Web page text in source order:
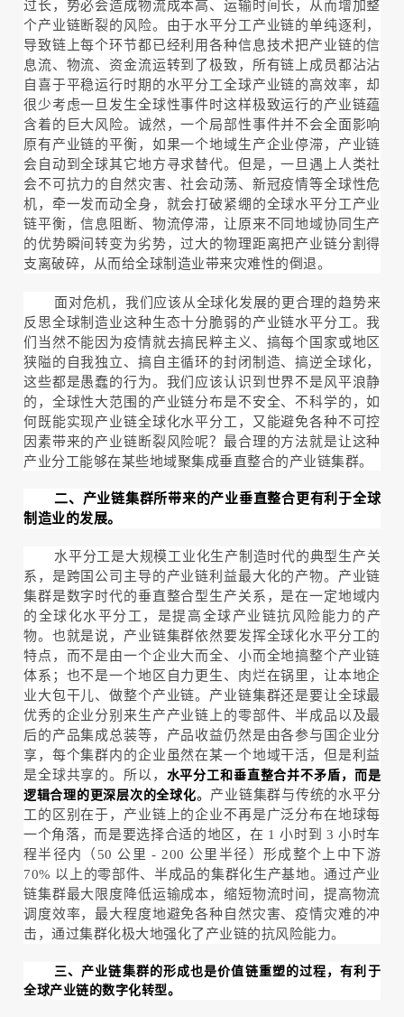
过长，势必会造成物流成本高、运输时间长，从而增加整
个产业链断裂的风险。由于水平分工产业链的单纯逐利，
导致链上每个环节都已经利用各种信息技术把产业链的信
息流、物流、资金流运转到了极致，所有链上成员都沾沾
自喜于平稳运行时期的水平分工全球产业链的高效率，却
很少考虑一旦发生全球性事件时这样极致运行的产业链蕴
含着的巨大风险。诚然，一个局部性事件并不会全面影响
原有产业链的平衡，如果一个地域生产企业停滞，产业链
会自动到全球其它地方寻求替代。但是，一旦遇上人类社
会不可抗力的自然灾害、社会动荡、新冠疫情等全球性危
机，牵一发而动全身，就会打破紧绷的全球水平分工产业
链平衡，信息阻断、物流停滞，让原来不同地域协同生产
的优势瞬间转变为劣势，过大的物理距离把产业链分割得
支离破碎，从而给全球制造业带来灾难性的倒退。
面对危机，我们应该从全球化发展的更合理的趋势来
反思全球制造业这种生态十分脆弱的产业链水平分工。我
们当然不能因为疫情就去搞民粹主义、搞每个国家或地区
狭隘的自我独立、搞自主循环的封闭制造、搞逆全球化，
这些都是愚蠢的行为。我们应该认识到世界不是风平浪静
的，全球性大范围的产业链分布是不安全、不科学的，如
何既能实现产业链全球化水平分工，又能避免各种不可控
因素带来的产业链断裂风险呢？最合理的方法就是让这种
产业分工能够在某些地域聚集成垂直整合的产业链集群。
二、产业链集群所带来的产业垂直整合更有利于全球
制造业的发展。
水平分工是大规模工业化生产制造时代的典型生产关
系，是跨国公司主导的产业链利益最大化的产物。产业链
集群是数字时代的垂直整合型生产关系，是在一定地域内
的全球化水平分工，是提高全球产业链抗风险能力的产
物。也就是说，产业链集群依然要发挥全球化水平分工的
特点，而不是由一个企业大而全、小而全地搞整个产业链
体系；也不是一个地区自力更生、肉烂在锅里，让本地企
业大包干儿、做整个产业链。产业链集群还是要让全球最
优秀的企业分别来生产产业链上的零部件、半成品以及最
后的产品集成总装等，产品收益仍然是由各参与国企业分
享，每个集群内的企业虽然在某一个地域干活，但是利益
是全球共享的。所以， 水平分工和垂直整合并不矛盾，而是
逻辑合理的更深层次的全球化。 产业链集群与传统的水平分
工的区别在于，产业链上的企业不再是广泛分布在地球每
一个角落，而是要选择合适的地区，在 1 小时到 3 小时车
程半径内（50 公里 - 200 公里半径）形成整个上中下游
70% 以上的零部件、半成品的集群化生产基地。通过产业
链集群最大限度降低运输成本，缩短物流时间，提高物流
调度效率，最大程度地避免各种自然灾害、疫情灾难的冲
击，通过集群化极大地强化了产业链的抗风险能力。
三、产业链集群的形成也是价值链重塑的过程，有利于
全球产业链的数字化转型。